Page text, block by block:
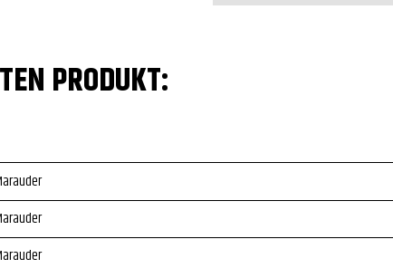
PRODUKT: